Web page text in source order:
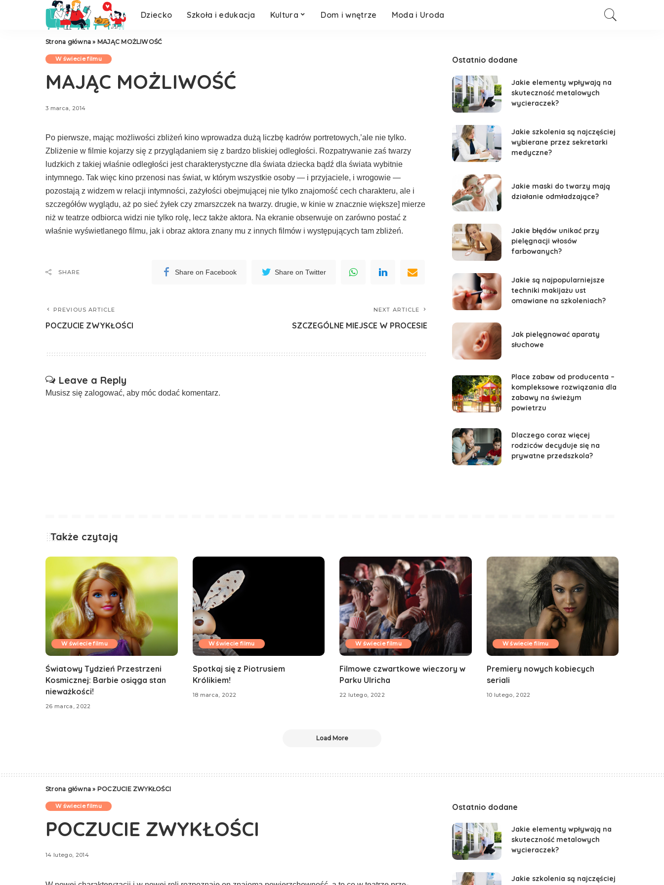
Dziecko Szkoła i edukacja Kultura Dom i wnętrze Moda i Uroda
W świecie filmu
Strona główna » MAJĄC MOŻLIWOŚĆ
W świecie filmu
MAJĄC MOŻLIWOŚĆ
3 marca, 2014
Po pierwsze, mając możliwości zbliżeń ki­no wprowadza dużą liczbę kadrów portreto­wych,’ale nie tylko.
Zbliżenie w filmie kojarzy się z przyglądaniem się z bardzo bliskiej od­ległości. Rozpatrywanie zaś twarzy
ludzkich z takiej właśnie odległości jest charakterystycz­ne dla świata dziecka bądź dla świata wybitnie
intymnego. Tak więc kino przenosi nas świat, w którym wszystkie osoby — i przyja­ciele, i wrogowie —
pozostają z widzem w re­lacji intymności, zażyłości obejmującej nie tyl­ko znajomość cech charakteru, ale i
szczegółów wyglądu, aż po sieć żyłek czy zmarszczek na twarzy. drugie, w kinie w znacznie większe] mie­rze
niż w teatrze odbiorca widzi nie tylko rolę, lecz także aktora. Na ekranie obserwuje on za­równo postać z
właśnie wyświetlanego filmu, jak i obraz aktora znany mu z innych filmów i występujących tam zbliżeń.
SHARE Share on Facebook Share on Twitter
PREVIOUS ARTICLE
POCZUCIE ZWYKŁOŚCI
NEXT ARTICLE
SZCZEGÓLNE MIEJSCE W PROCESIE
Leave a Reply
Musisz się zalogować, aby móc dodać komentarz.
Ostatnio dodane
Jakie elementy wpływają na
skuteczność metalowych
wycieraczek?
Jakie szkolenia są najczęściej
wybierane przez sekretarki
medyczne?
Jakie maski do twarzy mają
działanie odmładzające?
Jakie błędów unikać przy
pielęgnacji włosów
farbowanych?
Jakie są najpopularniejsze
techniki makijażu ust
omawiane na szkoleniach?
Jak pielęgnować aparaty
słuchowe
Place zabaw od producenta –
kompleksowe rozwiązania dla
zabawy na świeżym
powietrzu
Dlaczego coraz więcej
rodziców decyduje się na
prywatne przedszkola?
Także czytają
W świecie filmu
Światowy Tydzień Przestrzeni
Kosmicznej: Barbie osiąga stan
nieważkości!
26 marca, 2022
W świecie filmu
Spotkaj się z Piotrusiem
Królikiem!
18 marca, 2022
W świecie filmu
Filmowe czwartkowe wieczory w
Parku Ulricha
22 lutego, 2022
W świecie filmu
Premiery nowych kobiecych
seriali
10 lutego, 2022
Load More
Strona główna » POCZUCIE ZWYKŁOŚCI
W świecie filmu
POCZUCIE ZWYKŁOŚCI
14 lutego, 2014
Ostatnio dodane
Jakie elementy wpływają na
skuteczność metalowych
wycieraczek?
Jakie szkolenia są najczęściej